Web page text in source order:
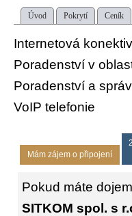
Úvod Pokrytí Ceník
Internetová
Poradenství v
Poradenství a
VoIP telefonie
Mám zájem o připojení
Pokud máte
SITKOM spol. s